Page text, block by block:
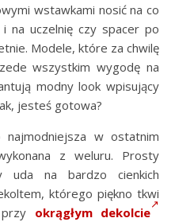
wstawkami nosić na co
na uczelnię czy spacer po
Modele, które za chwilę
wszystkim wygodę na
modny look wpisujący
jesteś gotowa?
w ostatnim
z weluru. Prosty
uda na bardzo cienkich
którego piękno tkwi
okrągłym dekolcie